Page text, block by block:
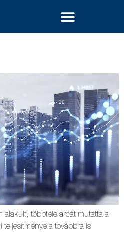
alakult, többféle arcát mutatta a
a továbbra is